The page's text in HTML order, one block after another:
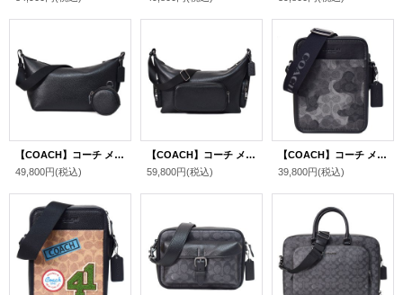
【COACH】コーチ メンズ バッグ レザー スモール フィン コインケース ポーチ付き クロスボディ 斜め掛け ショルダーバッグ ブラック（日本未発売）
49,800円(税込)
【COACH】コーチ メンズ バッグ レザー ロゴ フィン ポケット クロスボディ 斜め掛け ショルダーバッグ ブラック〔日本未発売〕
59,800円(税込)
【COACH】コーチ メンズ バッグ 迷彩 コーティングキャンバス レザー シグネチャー カモフラ サリバン クロスボディー 斜め掛け ショルダーバッグ グレーマルチ〔日本未発売〕
39,800円(税込)